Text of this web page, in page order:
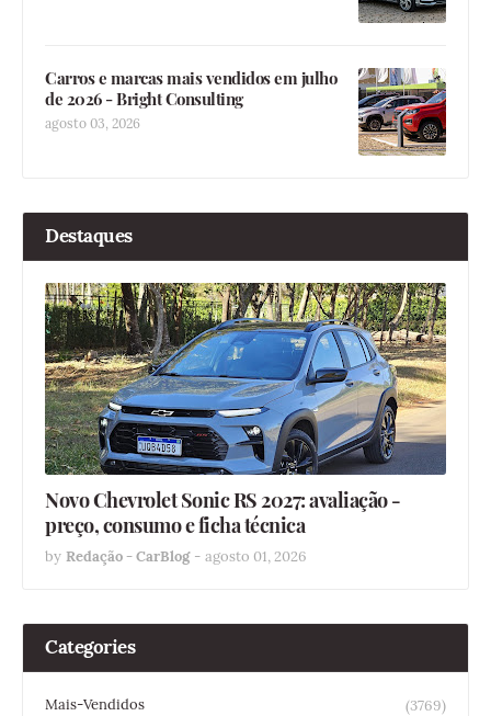
Carros e marcas mais vendidos em julho
de 2026 - Bright Consulting
agosto 03, 2026
Destaques
Novo Chevrolet Sonic RS 2027: avaliação -
preço, consumo e ficha técnica
by Redação - CarBlog - agosto 01, 2026
Categories
Mais-Vendidos
(3769)